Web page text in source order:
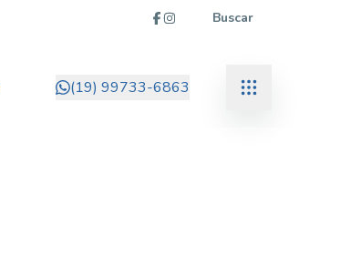
Buscar
(19) 99733-6863